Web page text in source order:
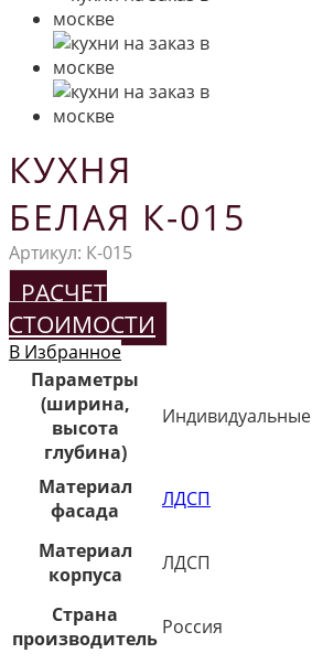
КУХНЯ
БЕЛАЯ К-015
Артикул: К-015
РАСЧЕТ
СТОИМОСТИ
В Избранное
Параметры
(ширина,
высота
глубина)
Индивидуальные
Материал
фасада
ЛДСП
Материал
корпуса
ЛДСП
Страна
производитель Россия